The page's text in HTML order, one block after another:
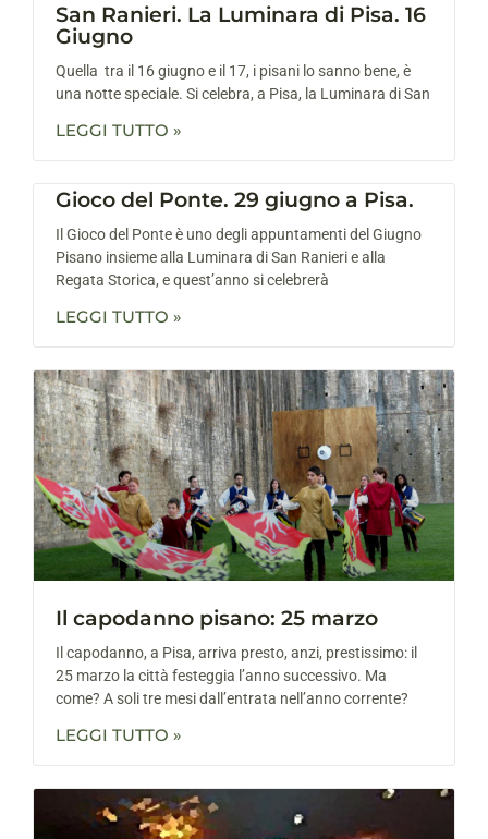
San Ranieri. La Luminara di Pisa. 16
Giugno
Quella tra il 16 giugno e il 17, i pisani lo sanno bene, è
una notte speciale. Si celebra, a Pisa, la Luminara di San
LEGGI TUTTO »
Gioco del Ponte. 29 giugno a Pisa.
Il Gioco del Ponte è uno degli appuntamenti del Giugno
Pisano insieme alla Luminara di San Ranieri e alla
Regata Storica, e quest’anno si celebrerà
LEGGI TUTTO »
Il capodanno pisano: 25 marzo
Il capodanno, a Pisa, arriva presto, anzi, prestissimo: il
25 marzo la città festeggia l’anno successivo. Ma
come? A soli tre mesi dall’entrata nell’anno corrente?
LEGGI TUTTO »